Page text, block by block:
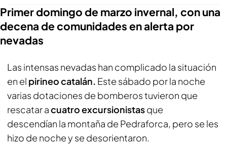
Primer domingo de marzo invernal, con una
decena de comunidades en alerta por
nevadas
Las intensas nevadas han complicado la situación
en el pirineo catalán. Este sábado por la noche
varias dotaciones de bomberos tuvieron que
rescatar acuatro excursionistasque
descendían la montaña de Pedraforca, pero se les
hizo de noche y se desorientaron.